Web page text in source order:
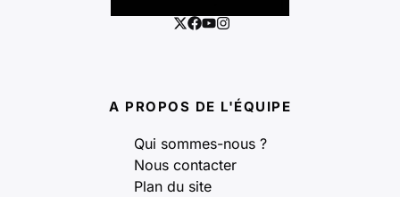
A PROPOS DE L'ÉQUIPE
Qui sommes-nous ?
Nous contacter
Plan du site